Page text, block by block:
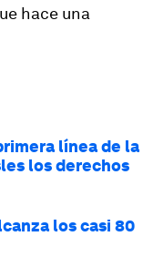
hace una
línea de la
los derechos
los casi 80